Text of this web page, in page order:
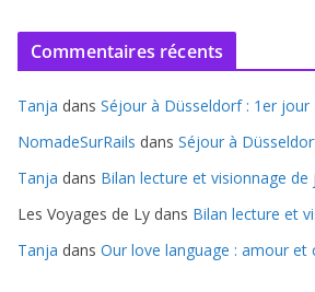
Commentaires récents
Tanja dans Séjour à Düsseldorf : 1er jour
NomadeSurRails dans Séjour à
Tanja dans Bilan lecture et visionnage de
Les Voyages de Ly dans Bilan lecture et
Tanja dans Our love language : amour et